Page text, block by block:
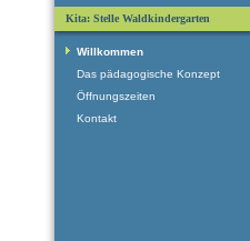
Kita: Stelle Waldkindergarten
Willkommen
Das pädagogische Konzept
Öffnungszeiten
Kontakt